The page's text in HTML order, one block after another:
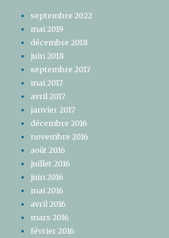
septembre 2022
mai 2019
décembre 2018
juin 2018
septembre 2017
mai 2017
avril 2017
janvier 2017
décembre 2016
novembre 2016
août 2016
juillet 2016
juin 2016
mai 2016
avril 2016
mars 2016
février 2016